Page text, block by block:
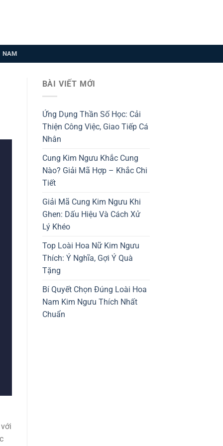
NAM
BÀI VIẾT MỚI
Ứng Dụng Thần Số Học: Cải
Thiện Công Việc, Giao Tiếp Cá
Nhân
Cung Kim Ngưu Khắc Cung
Nào? Giải Mã Hợp – Khắc Chi
Tiết
Giải Mã Cung Kim Ngưu Khi
Ghen: Dấu Hiệu Và Cách Xử
Lý Khéo
Top Loài Hoa Nữ Kim Ngưu
Thích: Ý Nghĩa, Gợi Ý Quà
Tặng
Bí Quyết Chọn Đúng Loài Hoa
Nam Kim Ngưu Thích Nhất
Chuẩn